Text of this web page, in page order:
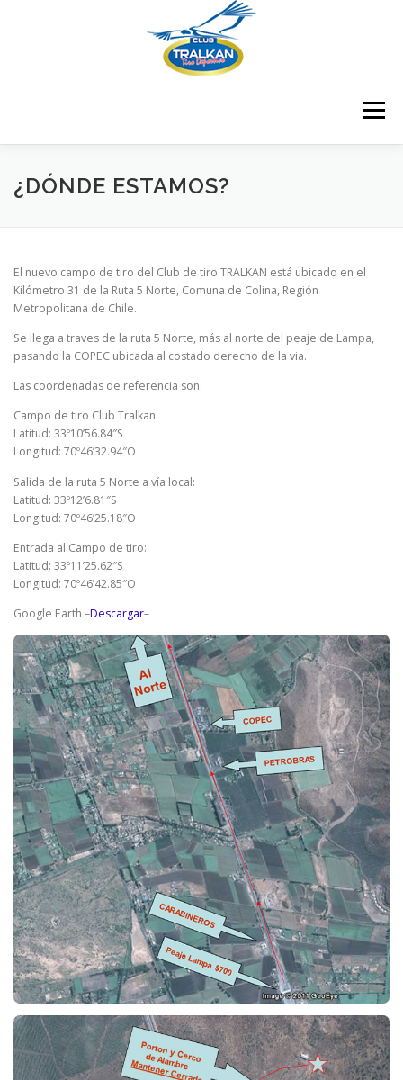
Menú
¿QUIENES SOMOS? ¿DÓNDE ESTAMOS?
RESULTADOS COMPETENCIAS
CERTIFICADOS MEMBRESÍA
¿DÓNDE ESTAMOS?
El nuevo campo de tiro del Club de tiro TRALKAN está ubicado en el
Kilómetro 31 de la Ruta 5 Norte, Comuna de Colina, Región
Metropolitana de Chile.
Se llega a traves de la ruta 5 Norte, más al norte del peaje de Lampa,
pasando la COPEC ubicada al costado derecho de la via.
Las coordenadas de referencia son:
Campo de tiro Club Tralkan:
Latitud: 33º10’56.84″S
Longitud: 70º46’32.94″O
Salida de la ruta 5 Norte a vía local:
Latitud: 33º12’6.81″S
Longitud: 70º46’25.18″O
Entrada al Campo de tiro:
Latitud: 33º11’25.62″S
Longitud: 70º46’42.85″O
Google Earth –Descargar–